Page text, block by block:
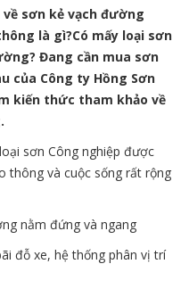
sơn kẻ vạch đường
là gì?Có mấy loại sơn
Đang cần mua sơn
của Công ty Hồng Sơn
kiến thức tham khảo về
sơn Công nghiệp được
thông và cuộc sống rất rộng
nằm đứng và ngang
đỗ xe, hệ thống phân vị trí